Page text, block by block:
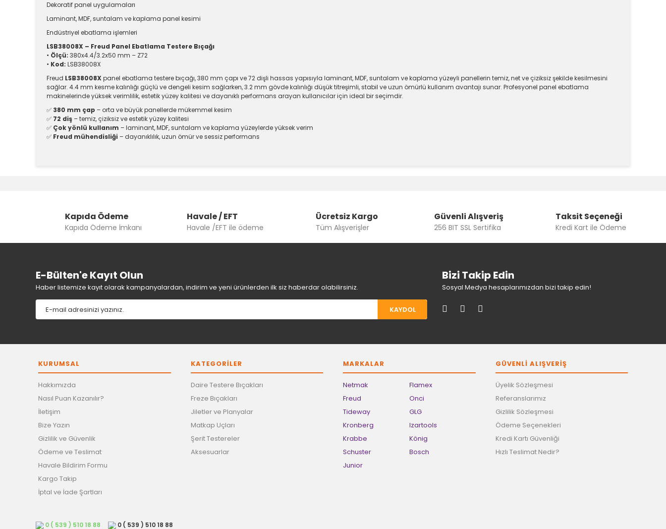
Dekoratif panel uygulamaları
Laminant, MDF, suntalam ve kaplama panel kesimi
Endüstriyel ebatlama işlemleri
LSB38008X – Freud Panel Ebatlama Testere Bıçağı
• Ölçü: 380x4.4/3.2x50 mm – Z72
• Kod: LSB38008X
Freud LSB38008X panel ebatlama testere bıçağı, 380 mm çapı ve 72 dişli hassas yapısıyla laminant, MDF, suntalam ve kaplama yüzeyli panellerin temiz, net ve çiziksiz şekilde kesilmesini
sağlar. 4.4 mm kesme kalınlığı güçlü ve dengeli kesim sağlarken, 3.2 mm gövde kalınlığı düşük titreşimli, stabil ve uzun ömürlü kullanım avantajı sunar. Profesyonel panel ebatlama
makinelerinde yüksek verimlilik, estetik yüzey kalitesi ve dayanıklı performans arayan kullanıcılar için ideal bir seçimdir.
✅ 380 mm çap – orta ve büyük panellerde mükemmel kesim
✅ 72 diş – temiz, çiziksiz ve estetik yüzey kalitesi
✅ Çok yönlü kullanım – laminant, MDF, suntalam ve kaplama yüzeylerde yüksek verim
✅ Freud mühendisliği – dayanıklılık, uzun ömür ve sessiz performans
Yorum Yaz
Ürün açıklamasında eksik bilgiler bulunuyor.
Ürün bilgilerinde hatalar bulunuyor.
Ürün fiyatı diğer sitelerden daha pahalı.
Gönder
Kapıda Ödeme
Kapıda Ödeme İmkanı
Havale / EFT
Havale /EFT ile ödeme
Ücretsiz Kargo
Tüm Alışverişler
Güvenli Alışveriş
256 BIT SSL Sertifika
Taksit Seçeneği
Kredi Kart ile Ödeme
E-Bülten'e Kayıt Olun
Haber listemize kayıt olarak kampanyalardan, indirim ve yeni ürünlerden ilk siz haberdar olabilirsiniz.
KAYDOL
Bizi Takip Edin
Sosyal Medya hesaplarımızdan bizi takip edin!
KURUMSAL
Hakkımızda
Nasıl Puan Kazanılır?
İletişim
Bize Yazın
Gizlilik ve Güvenlik
Ödeme ve Teslimat
Havale Bildirim Formu
Kargo Takip
İptal ve İade Şartları
KATEGORİLER
Daire Testere Bıçakları
Freze Bıçakları
Jiletler ve Planyalar
Matkap Uçları
Şerit Testereler
Aksesuarlar
MARKALAR
Netmak
Freud
Tideway
Kronberg
Krabbe
Schuster
Junior
Flamex
Onci
GLG
Izartools
König
Bosch
GÜVENLİ ALIŞVERİŞ
Üyelik Sözleşmesi
Referanslarımız
Gizlilik Sözleşmesi
Ödeme Seçenekleri
Kredi Kartı Güvenliği
Hızlı Teslimat Nedir?
0 ( 539 ) 510 18 88 0 ( 539 ) 510 18 88